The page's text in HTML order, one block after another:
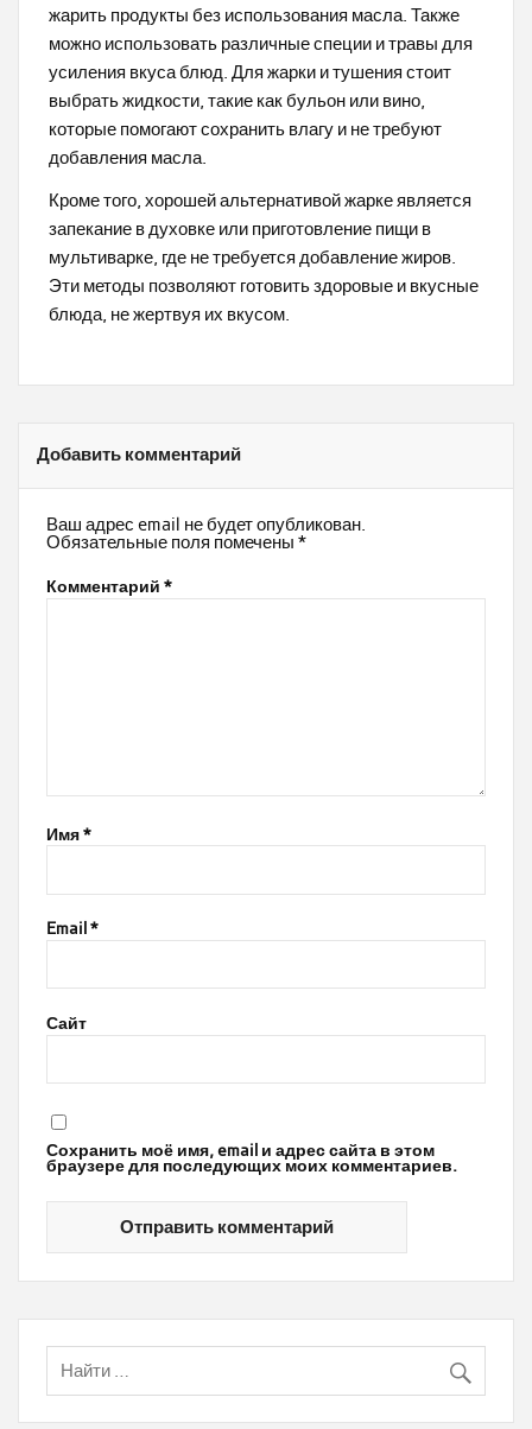
жарить продукты без использования масла. Также
можно использовать различные специи и травы для
усиления вкуса блюд. Для жарки и тушения стоит
выбрать жидкости, такие как бульон или вино,
которые помогают сохранить влагу и не требуют
добавления масла.
Кроме того, хорошей альтернативой жарке является
запекание в духовке или приготовление пищи в
мультиварке, где не требуется добавление жиров.
Эти методы позволяют готовить здоровые и вкусные
блюда, не жертвуя их вкусом.
Добавить комментарий
Ваш адрес email не будет опубликован.
Обязательные поля помечены *
Комментарий *
Имя*
Email *
Сайт
Сохранить моё имя, email и адрес сайта в этом
браузере для последующих моих комментариев.